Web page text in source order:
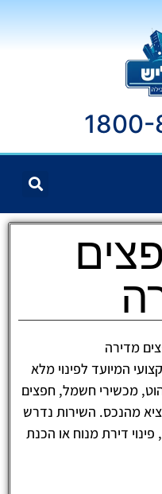
מדירה
המיועד לפינוי מלא
מכשירי חשמל, חפצים
מהנכס. השירות נדרש
דירת מנוח או הכנת